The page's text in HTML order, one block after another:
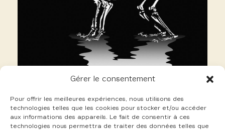
Gérer le consentement
Pour offrir les meilleures expériences, nous utilisons des
technologies telles que les cookies pour stocker et/ou accéder
aux informations des appareils. Le fait de consentir à ces
technologies nous permettra de traiter des données telles que